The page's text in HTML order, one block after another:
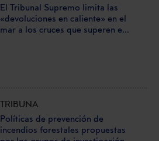
El Tribunal Supremo limita las
«devoluciones en caliente» en el
mar a los cruces que superen e...
TRIBUNA
Políticas de prevención de
incendios forestales propuestas